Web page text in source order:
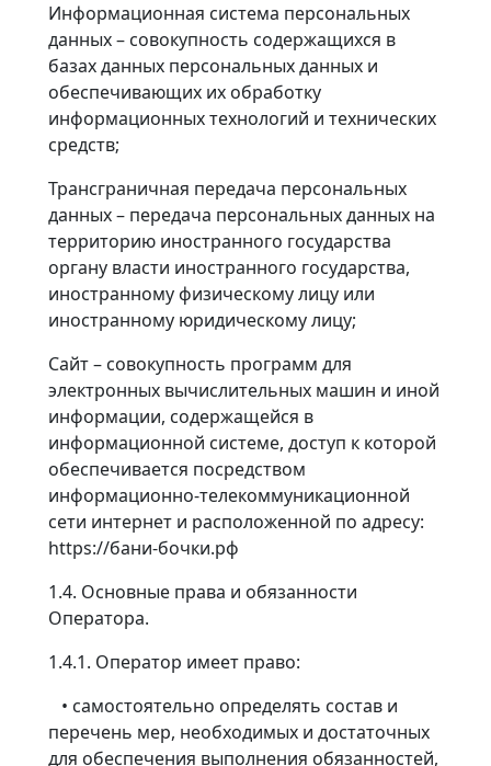
Информационная система персональных
данных – совокупность содержащихся в
базах данных персональных данных и
обеспечивающих их обработку
информационных технологий и технических
средств;
Трансграничная передача персональных
данных – передача персональных данных на
территорию иностранного государства
органу власти иностранного государства,
иностранному физическому лицу или
иностранному юридическому лицу;
Сайт – совокупность программ для
электронных вычислительных машин и иной
информации, содержащейся в
информационной системе, доступ к которой
обеспечивается посредством
информационно-телекоммуникационной
сети интернет и расположенной по адресу:
https://бани-бочки.рф
1.4. Основные права и обязанности
Оператора.
1.4.1. Оператор имеет право:
• самостоятельно определять состав и
перечень мер, необходимых и достаточных
для обеспечения выполнения обязанностей,